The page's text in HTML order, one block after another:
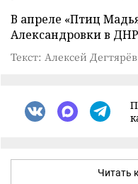
В апреле «Птиц
Александровки в
Текст: Алексей Дегтярёв
Читать